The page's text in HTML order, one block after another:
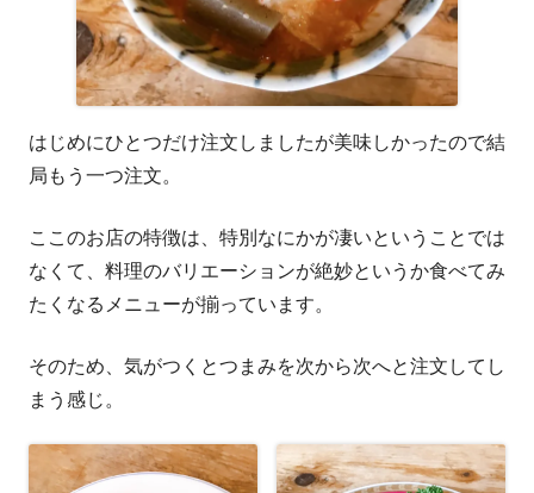
はじめにひとつだけ注文しましたが美味しかったので結
局もう一つ注文。
ここのお店の特徴は、特別なにかが凄いということでは
なくて、料理のバリエーションが絶妙というか食べてみ
たくなるメニューが揃っています。
そのため、気がつくとつまみを次から次へと注文してし
まう感じ。